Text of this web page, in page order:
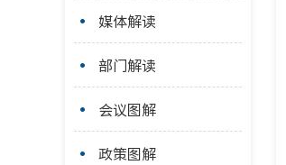
媒体解读
部门解读
会议图解
政策图解